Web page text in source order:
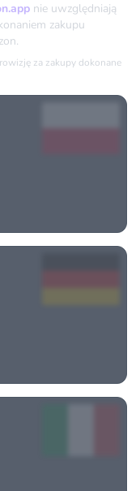
nie uwzględniają
zakupu
za zakupy dokonane